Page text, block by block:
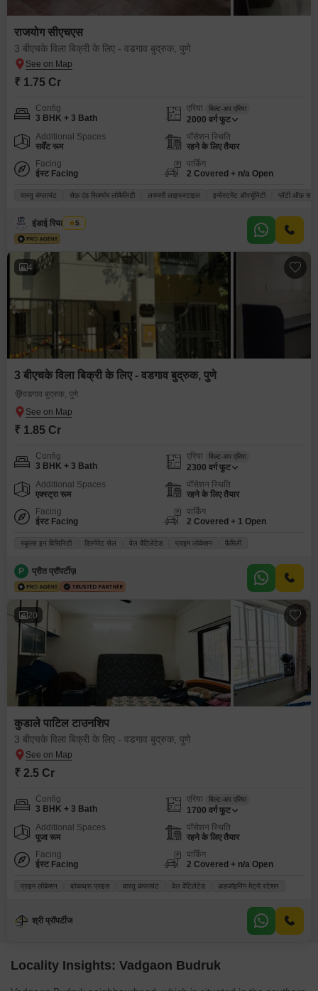
राजयोग सीएचएस
3 बीएचके विला बिक्री के लिए - वडगाव बुद्रुक, पुणे
₹ 1.75 Cr
Config
3 BHK + 3 Bath
एरिया बिल्ट-अप एरिया
2000 वर्ग फुट
Additional Spaces
सर्वेंट रूम
पॉसेशन स्थिति
रहने के लिए तैयार
Facing
ईस्ट Facing
पार्किंग
2 Covered + n/a Open
वास्तु कंप्लायंट सेफ़ एंड सिक्योर लोकैलिटी लक्जरी लाइफस्टाइल इन्वेस्टमेंट ऑपर्चूनिटी प्लेंटी ऑफ़
इंडाई रियल एस्टेट
5
4
3 बीएचके विला बिक्री के लिए - वडगाव बुद्रुक, पुणे
वडगाव बुद्रुक, पुणे
₹ 1.85 Cr
Config
3 BHK + 3 Bath
एरिया बिल्ट-अप एरिया
2300 वर्ग फुट
Additional Spaces
एक्स्ट्रा रूम
पॉसेशन स्थिति
रहने के लिए तैयार
Facing
ईस्ट Facing
पार्किंग
2 Covered + 1 Open
स्कूल्स इन विसिनिटी डिस्पेरेट सेल वेल वेंटिलेटेड प्राइम लोकेशन फ़ैमिली
P प्रीत प्रॉपर्टीज़
20
कुडाले पाटिल टाउनशिप
3 बीएचके विला बिक्री के लिए - वडगाव बुद्रुक, पुणे
₹ 2.5 Cr
Config
3 BHK + 3 Bath
एरिया बिल्ट-अप एरिया
1700 वर्ग फुट
Additional Spaces
पूजा रूम
पॉसेशन स्थिति
रहने के लिए तैयार
Facing
ईस्ट Facing
पार्किंग
2 Covered + n/a Open
प्राइम लोकेशन ब्रेकथ्रू प्राइस वास्तु कंप्लायंट वेल वेंटिलेटेड अडजॉइनिंग मेट्रो स्टेशन
श्री प्रॉपर्टीज
Locality Insights: Vadgaon Budruk